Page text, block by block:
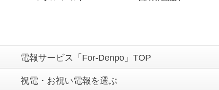
電報サービス「For-Denpo」TOP
祝電・お祝い電報を選ぶ